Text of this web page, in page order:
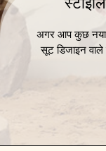
अगर आप कुछ नया
सूट डिजाइन